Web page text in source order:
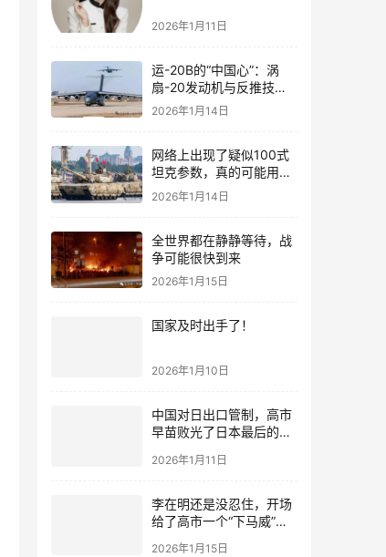
2026年1月11日
运-20B的“中国心”：涡
扇-20发动机与反推技术
大突破！
2026年1月14日
网络上出现了疑似100式
坦克参数，真的可能用了
钛合金装甲！
2026年1月14日
全世界都在静静等待，战
争可能很快到来
2026年1月15日
国家及时出手了！
2026年1月10日
中国对日出口管制，高市
早苗败光了日本最后的国
2026年1月11日
李在明还是没忍住，开场
给了高市一个“下马威”，
2026年1月15日